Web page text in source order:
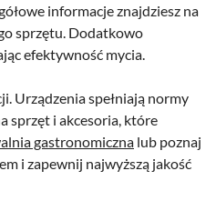
informacje znajdziesz na
sprzętu. Dodatkowo
efektywność mycia.
Urządzenia spełniają normy
sprzęt i akcesoria, które
gastronomiczna lub poznaj
i zapewnij najwyższą jakość